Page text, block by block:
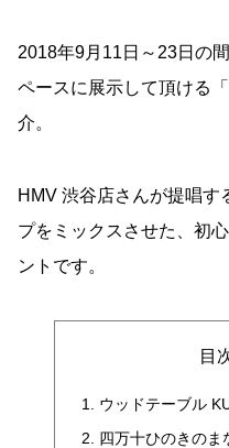
2018年9月11日～23日の
ペースに展示して頂ける
介。
HMV 渋谷店さんが提唱す
プをミックスさせた、 初
ントです。
目
ウッドテーブル
四万十ひのきのま